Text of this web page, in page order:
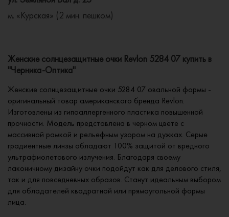
м. «Курская» (2 мин. пешком)
Женские солнцезащитные очки Revlon 5284 07 купить в
"Черника-Оптика"
Женские солнцезащитные очки 5284 07 овальной формы -
оригинальный товар американского бренда Revlon.
Изготовлены из гипоаллергенного пластика повышенной
прочности. Модель представлена в черном цвете с
массивной рамкой и рельефным узором на дужках. Серые
градиентные линзы обладают 100% защитой от вредного
ультрафиолетового излучения. Благодаря своему
лаконичному дизайну очки подойдут как для делового стиля,
так и для повседневных образов. Станут идеальным выбором
для обладателей квадратной или прямоугольной формы
лица.